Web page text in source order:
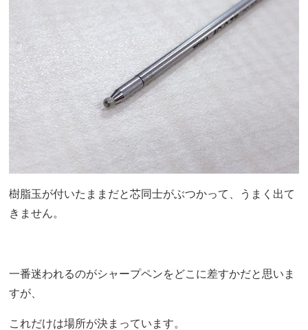
樹脂玉が付いたままだと芯同士がぶつかって、うまく出て
きません。
一番迷われるのがシャープペンをどこに差すかだと思いま
すが、
これだけは場所が決まっています。